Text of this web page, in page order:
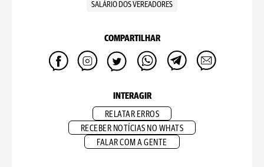
SALÁRIO DOS VEREADORES
COMPARTILHAR
INTERAGIR
RELATAR ERROS
RECEBER NOTÍCIAS NO WHATS
FALAR COM A GENTE